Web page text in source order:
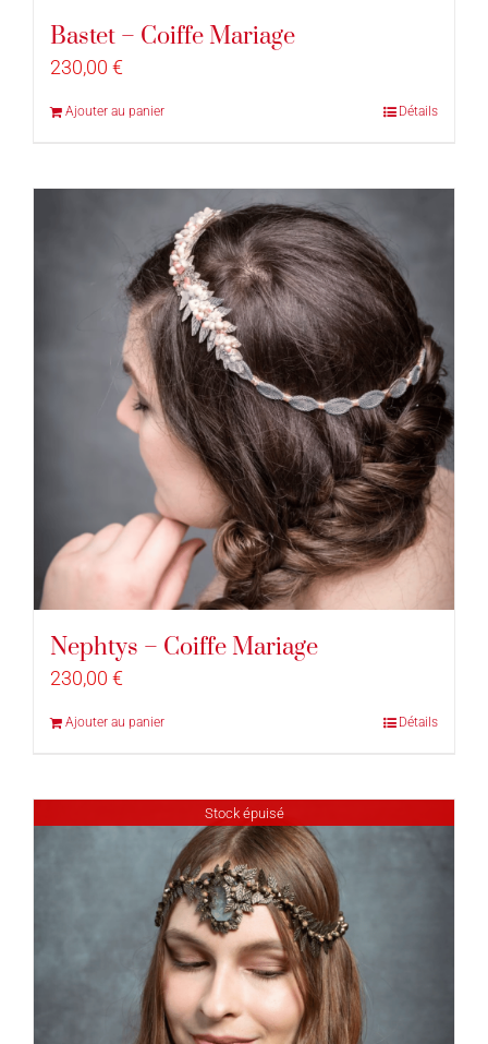
Bastet – Coiffe Mariage
230,00 €
Ajouter au panier Détails
Nephtys – Coiffe Mariage
230,00 €
Ajouter au panier Détails
Stock épuisé